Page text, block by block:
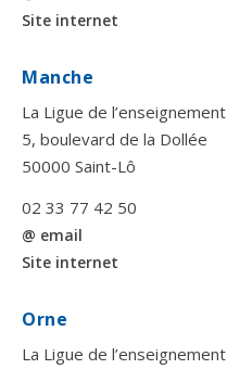
Site internet
Manche
La Ligue de l’enseignement
5, boulevard de la Dollée
50000 Saint-Lô
02 33 77 42 50
@ email
Site internet
Orne
La Ligue de l’enseignement